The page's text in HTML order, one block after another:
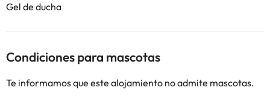
Gel de ducha
Condiciones para mascotas
Te informamos que este alojamiento no admite mascotas.